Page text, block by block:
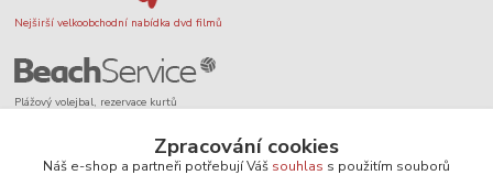
Nejširší velkoobchodní nabídka dvd filmů
Plážový volejbal, rezervace kurtů
Zpracování cookies
Náš e-shop a partneři potřebují Váš souhlas s použitím souborů